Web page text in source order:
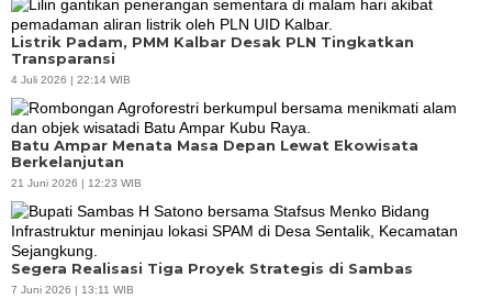
Listrik Padam, PMM Kalbar Desak PLN Tingkatkan
Transparansi
4 Juli 2026 | 22:14 WIB
Batu Ampar Menata Masa Depan Lewat Ekowisata
Berkelanjutan
21 Juni 2026 | 12:23 WIB
Segera Realisasi Tiga Proyek Strategis di Sambas
7 Juni 2026 | 13:11 WIB